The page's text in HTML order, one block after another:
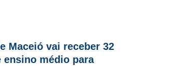
Maceió vai receber 32
ensino médio para